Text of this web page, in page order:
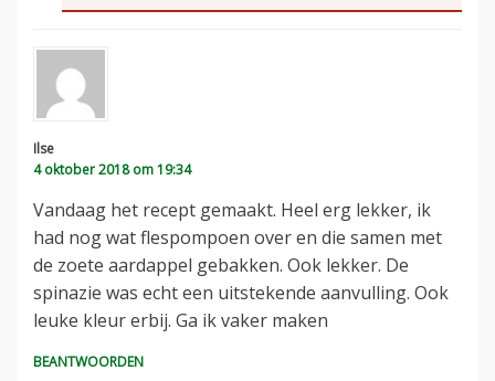
Ilse
4 oktober 2018 om 19:34
Vandaag het recept gemaakt. Heel erg lekker, ik
had nog wat flespompoen over en die samen met
de zoete aardappel gebakken. Ook lekker. De
spinazie was echt een uitstekende aanvulling. Ook
leuke kleur erbij. Ga ik vaker maken
BEANTWOORDEN